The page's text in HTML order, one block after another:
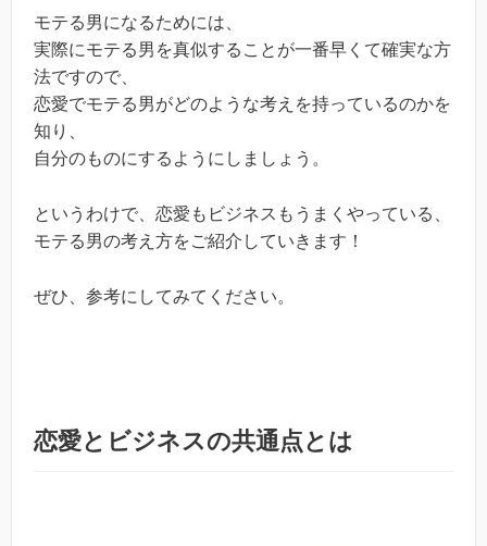
モテる男になるためには、
実際にモテる男を真似することが一番早くて確実な方
法ですので、
恋愛でモテる男がどのような考えを持っているのかを
知り、
自分のものにするようにしましょう。
というわけで、恋愛もビジネスもうまくやっている、
モテる男の考え方をご紹介していきます！
ぜひ、参考にしてみてください。
恋愛とビジネスの共通点とは